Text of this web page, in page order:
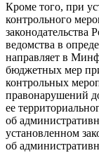
Кроме того, при
контрольного
законодательства
ведомства в
направляет в
бюджетных мер
контрольных
правонарушений
ее
об
установленном
об